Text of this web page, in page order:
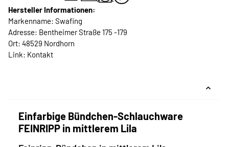
Hersteller Informationen:
Markenname: Swafing
Adresse: Bentheimer Straße 175 -179
Ort: 48529 Nordhorn
Link: Kontakt
Einfarbige Bündchen-Schlauchware
FEINRIPP in mittlerem Lila